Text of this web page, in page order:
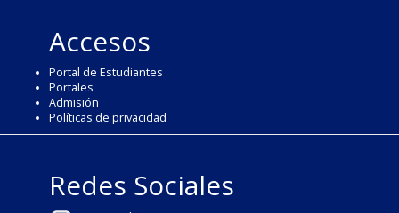
Accesos
Portal de Estudiantes
Portales
Admisión
Políticas de privacidad
Redes Sociales